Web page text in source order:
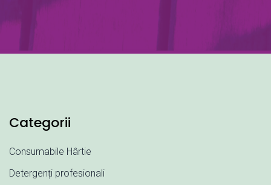
Categorii
Consumabile Hârtie
Detergenți profesionali